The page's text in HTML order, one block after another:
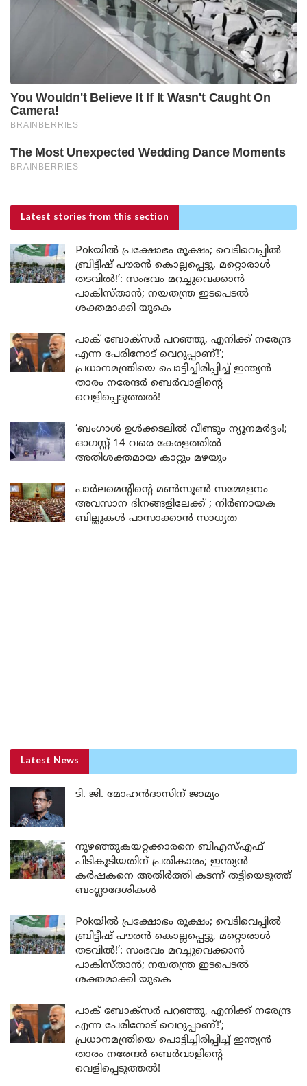
Latest stories from this section
Pokയിൽ പ്രക്ഷോഭം രൂക്ഷം; വെടിവെപ്പിൽ
ബ്രിട്ടീഷ് പൗരൻ കൊല്ലപ്പെട്ടു, മറ്റൊരാൾ
തടവിൽ!’: സംഭവം മറച്ചുവെക്കാൻ
പാകിസ്താൻ; നയതന്ത്ര ഇടപെടൽ
ശക്തമാക്കി യുകെ
പാക് ബോക്സർ പറഞ്ഞു, എനിക്ക് നരേന്ദ്ര
എന്ന പേരിനോട് വെറുപ്പാണ്!’;
പ്രധാനമന്ത്രിയെ പൊട്ടിച്ചിരിപ്പിച്ച് ഇന്ത്യൻ
താരം നരേന്ദർ ബെർവാളിന്റെ
വെളിപ്പെടുത്തൽ!
‘ബംഗാൾ ഉൾക്കടലിൽ വീണ്ടും ന്യൂനമർദ്ദം!;
ഓഗസ്റ്റ് 14 വരെ കേരളത്തിൽ
അതിശക്തമായ കാറ്റും മഴയും
പാർലമെന്റിന്റെ മൺസൂൺ സമ്മേളനം
അവസാന ദിനങ്ങളിലേക്ക് ; നിർണായക
ബില്ലുകൾ പാസാക്കാൻ സാധ്യത
Latest News
ടി. ജി. മോഹൻദാസിന് ജാമ്യം
നുഴഞ്ഞുകയറ്റക്കാരനെ ബിഎസ്എഫ്
പിടികൂടിയതിന് പ്രതികാരം; ഇന്ത്യൻ
കർഷകനെ അതിർത്തി കടന്ന് തട്ടിയെടുത്ത്
ബംഗ്ലാദേശികൾ
Pokയിൽ പ്രക്ഷോഭം രൂക്ഷം; വെടിവെപ്പിൽ
ബ്രിട്ടീഷ് പൗരൻ കൊല്ലപ്പെട്ടു, മറ്റൊരാൾ
തടവിൽ!’: സംഭവം മറച്ചുവെക്കാൻ
പാകിസ്താൻ; നയതന്ത്ര ഇടപെടൽ
ശക്തമാക്കി യുകെ
പാക് ബോക്സർ പറഞ്ഞു, എനിക്ക് നരേന്ദ്ര
എന്ന പേരിനോട് വെറുപ്പാണ്!’;
പ്രധാനമന്ത്രിയെ പൊട്ടിച്ചിരിപ്പിച്ച് ഇന്ത്യൻ
താരം നരേന്ദർ ബെർവാളിന്റെ
വെളിപ്പെടുത്തൽ!